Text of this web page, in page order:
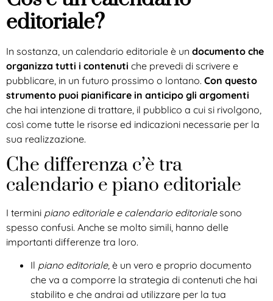
editoriale?
In sostanza, un calendario editoriale è un documento che
organizza tutti i contenuti che prevedi di scrivere e
pubblicare, in un futuro prossimo o lontano. Con questo
strumento puoi pianificare in anticipo gli argomenti
che hai intenzione di trattare, il pubblico a cui si rivolgono,
così come tutte le risorse ed indicazioni necessarie per la
sua realizzazione.
Che differenza c’è tra
calendario e piano editoriale
I termini piano editoriale e calendario editorialesono
spesso confusi. Anche se molto simili, hanno delle
importanti differenze tra loro.
Il piano editoriale, è un vero e proprio documento
che va a comporre la strategia di contenuti che hai
stabilito e che andrai ad utilizzare per la tua